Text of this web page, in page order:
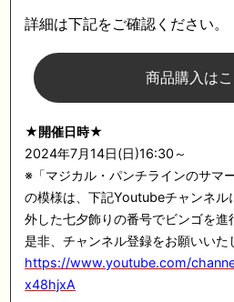
詳細は下記をご確認ください。
商品購入は
★開催日時★
2024年7月14日(日)16:30～
※「マジカル・パンチラインのサマ
の模様は、下記Youtubeチャンネル
外した七夕飾りの番号でビンゴを進
是非、チャンネル登録をお願いいた
https://www.youtube.com/
x48hjxA